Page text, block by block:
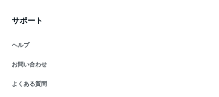
サポート
ヘルプ
お問い合わせ
よくある質問